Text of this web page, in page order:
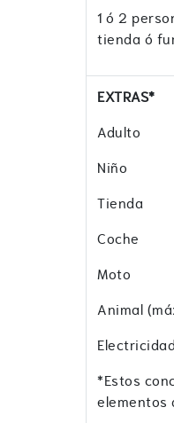
1 ó 2
tienda ó
EXTRAS*
Adulto
Niño
Tienda
Coche
Moto
Animal
*Estos
elementos